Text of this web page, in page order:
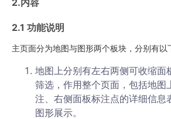
2.内容
2.1 功能说明
主页面分为地图与图形两个板块，分别有以
地图上分别有左右两侧可收缩面
筛选，作用整个页面，包括地图
注、右侧面板标注点的详细信息
图形展示。